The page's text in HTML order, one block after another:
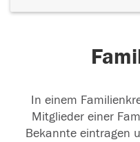
In einem
Mitglieder einer
Bekannte eintragen